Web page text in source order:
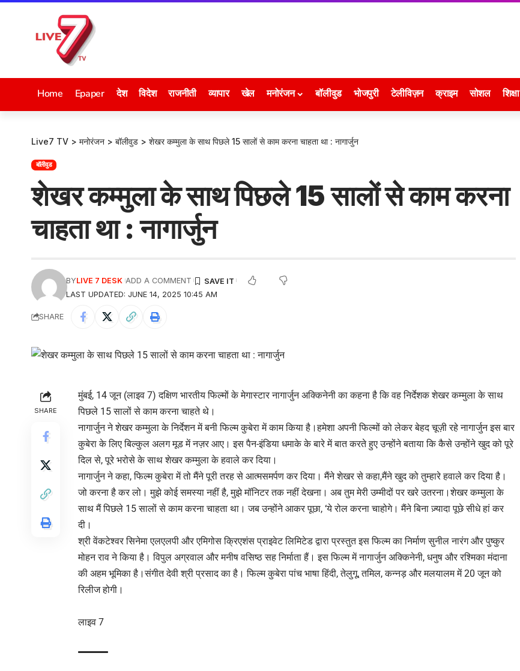
Home Epaper देश विदेश राजनीती व्यापार खेल मनोरंजन बॉलीवुड भोजपुरी टेलीविज़न क्राइम सोशल शिक्षा
Live7 TV > मनोरंजन > बॉलीवुड > शेखर कम्मुला के साथ पिछले 15 सालों से काम करना चाहता था : नागार्जुन
बॉलीवुड
शेखर कम्मुला के साथ पिछले 15 सालों से काम करना
चाहता था : नागार्जुन
LAST UPDATED: JUNE 14, 2025 10:45 AM
BYLIVE 7 DESK ADD A COMMENT
SHARE
SHARE
मुंबई, 14 जून (लाइव 7) दक्षिण भारतीय फिल्मों के मेगास्टार नागार्जुन अक्किनेनी का कहना है कि वह निर्देशक शेखर कम्मुला के साथ
पिछले 15 सालों से काम करना चाहते थे।
नागार्जुन ने शेखर कम्मुला के निर्देशन में बनी फिल्म कुबेरा में काम किया है।हमेशा अपनी फिल्मों को लेकर बेहद चूज़ी रहे नागार्जुन इस बार
कुबेरा के लिए बिल्कुल अलग मूड में नज़र आए। इस पैन-इंडिया धमाके के बारे में बात करते हुए उन्होंने बताया कि कैसे उन्होंने खुद को पूरे
दिल से, पूरे भरोसे के साथ शेखर कम्मुला के हवाले कर दिया।
नागार्जुन ने कहा, फिल्म कुबेरा में तो मैंने पूरी तरह से आत्मसमर्पण कर दिया। मैंने शेखर से कहा,मैंने खुद को तुम्हारे हवाले कर दिया है।
जो करना है कर लो। मुझे कोई समस्या नहीं है, मुझे मॉनिटर तक नहीं देखना। अब तुम मेरी उम्मीदों पर खरे उतरना।शेखर कम्मुला के
साथ मैं पिछले 15 सालों से काम करना चाहता था। जब उन्होंने आकर पूछा, ‘ये रोल करना चाहोगे। मैंने बिना ज़्यादा पूछे सीधे हां कर
दी।
श्री वेंकटेश्वर सिनेमा एलएलपी और एमिगोस क्रिएशंस प्राइवेट लिमिटेड द्वारा प्रस्तुत इस फिल्म का निर्माण सुनील नारंग और पुष्कुर
मोहन राव ने किया है। विपुल अग्रवाल और मनीष वसिष्ठ सह निर्माता हैं। इस फिल्म में नागार्जुन अक्किनेनी, धनुष और रश्मिका मंदाना
की अहम भूमिका है।संगीत देवी श्री प्रसाद का है। फिल्म कुबेरा पांच भाषा हिंदी, तेलुगू, तमिल, कन्नड़ और मलयालम में 20 जून को
रिलीज होगी।
लाइव 7